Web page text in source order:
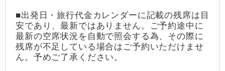
■出発日・旅行代金カレンダーに記載の残席は目
安であり、最新ではありません。ご予約途中に
最新の空席状況を自動で照会する為、その際に
残席が不足している場合はご予約いただけませ
ん。予めご了承ください。